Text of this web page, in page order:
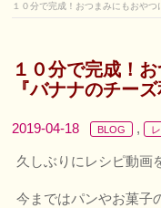
１０分で完成！おつまみにもおやつ
１０分で完成！
『バナナのチーズ
2019-04-18 BLOG ,
久しぶりにレシピ動画
今まではパンやお菓子